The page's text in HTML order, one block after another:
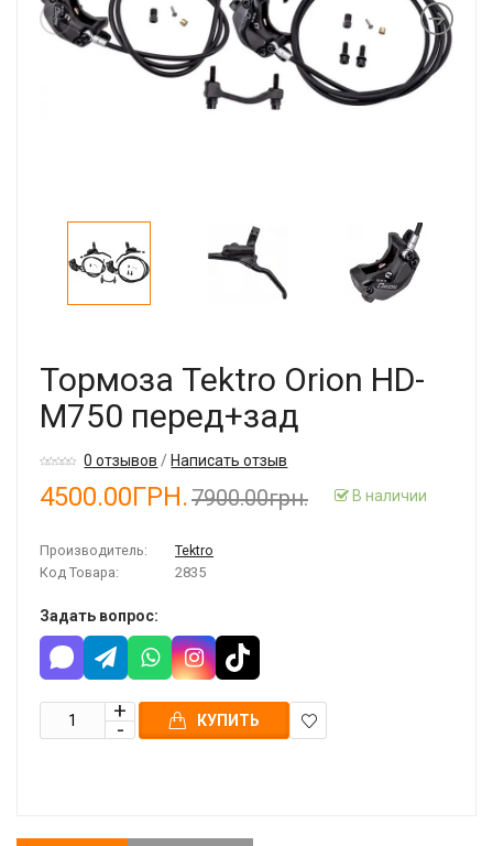
Тормоза Tektro Orion HD-
M750 перед+зад
0 отзывов /Написать отзыв
4500.00ГРН.7900.00грн. В наличии
Производитель:
Tektro
Код Товара:
2835
Задать вопрос:
КУПИТЬ